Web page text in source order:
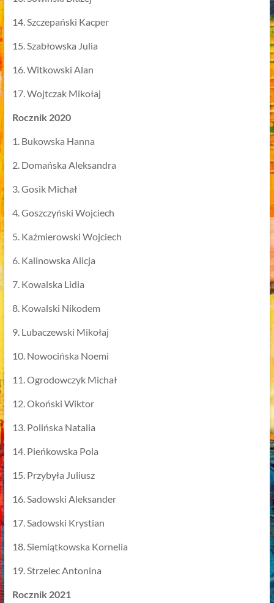
14. Szczepański Kacper
15. Szabłowska Julia
16. Witkowski Alan
17. Wojtczak Mikołaj
Rocznik 2020
1. Bukowska Hanna
2. Domańska Aleksandra
3. Gosik Michał
4. Goszczyński Wojciech
5. Kaźmierowski Wojciech
6. Kalinowska Alicja
7. Kowalska Lidia
8. Kowalski Nikodem
9. Lubaczewski Mikołaj
10. Nowocińska Noemi
11. Ogrodowczyk Michał
12. Okoński Wiktor
13. Polińska Natalia
14. Pieńkowska Pola
15. Przybyła Juliusz
16. Sadowski Aleksander
17. Sadowski Krystian
18. Siemiątkowska Kornelia
19. Strzelec Antonina
Rocznik 2021